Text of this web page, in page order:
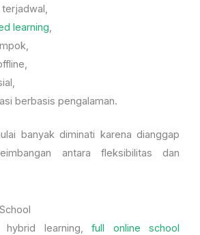
learning,
berbasis pengalaman.
banyak diminati karena dianggap
antara fleksibilitas dan
hybrid learning, full online school